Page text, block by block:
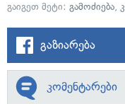
გაიგეთ მეტი: გამოძიება,
გაზიარება
კომენტარები